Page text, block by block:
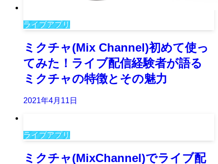
ライブアプリ
ミクチャ(Mix Channel)初めて使っ
てみた！ライブ配信経験者が語る
ミクチャの特徴とその魅力
2021年4月11日
ライブアプリ
ミクチャ(MixChannel)でライブ配